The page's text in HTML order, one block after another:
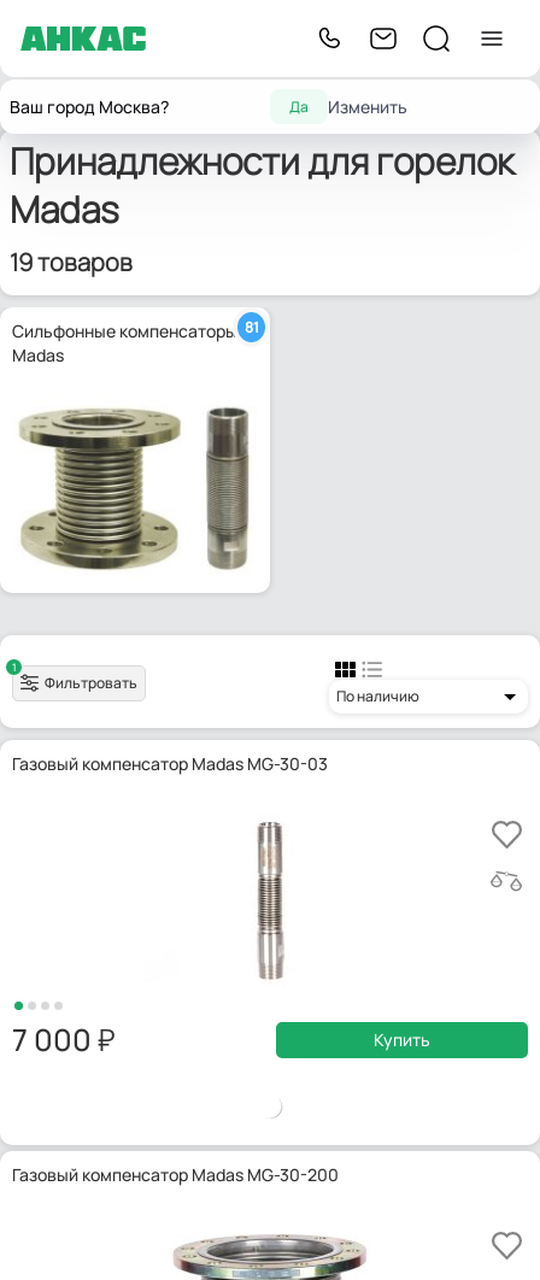
Ваш город Москва? Да Изменить
ГлавнаяЗапчасти для горелок Принадлежности для горелок
Принадлежности для горелок
Madas
19 товаров
Сильфонные компенсаторы
Madas
81
1
Фильтровать
По наличию
Газовый компенсатор Madas MG-30-03
7 000 Купить
Газовый компенсатор Madas MG-30-200